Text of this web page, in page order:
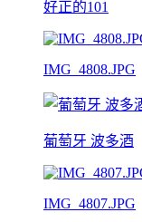
好正的101
IMG_4808.JPG
葡萄牙 波多酒
IMG_4807.JPG